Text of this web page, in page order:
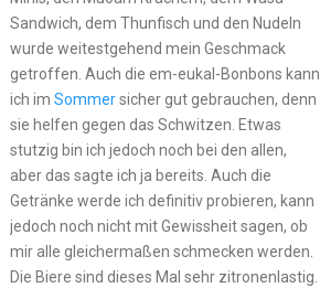
Sandwich, dem Thunfisch und den Nudeln
wurde weitestgehend mein Geschmack
getroffen. Auch die em-eukal-Bonbons kann
ich im Sommersicher gut gebrauchen, denn
sie helfen gegen das Schwitzen. Etwas
stutzig bin ich jedoch noch bei den allen,
aber das sagte ich ja bereits. Auch die
Getränke werde ich definitiv probieren, kann
jedoch noch nicht mit Gewissheit sagen, ob
mir alle gleichermaßen schmecken werden.
Die Biere sind dieses Mal sehr zitronenlastig.